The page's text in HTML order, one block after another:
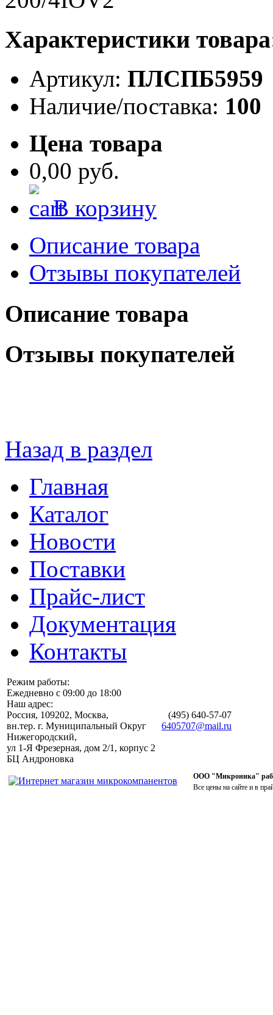
Характеристики
Артикул: ПЛСПБ5959
Наличие/поставка: 100
Цена товара
0,00 руб.
В корзину
Описание товара
Отзывы покупателей
Описание товара
Отзывы покупателей
Назад в раздел
Главная
Каталог
Новости
Поставки
Прайс-лист
Документация
Контакты
Режим работы:
Ежедневно с 09:00 до 18:00
Наш адрес:
Россия, 109202, Москва,
вн.тер. г. Муниципальный Округ
Нижегородский,
ул 1-Я Фрезерная, дом 2/1, корпус 2
БЦ Андроновка
(495) 640-57-07
6405707@mail.ru
ООО "Микроника"
Все цены на сайте и в